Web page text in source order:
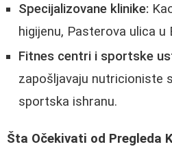
Specijalizovane klinike:
higijenu, Pasterova ulica u
Fitnes centri i sportske
zapošljavaju nutricioniste
sportska ishranu.
Šta Očekivati od Pregleda